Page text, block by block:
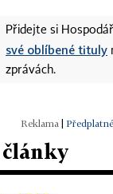
Přidejte si
své oblíbené tituly
zprávách.